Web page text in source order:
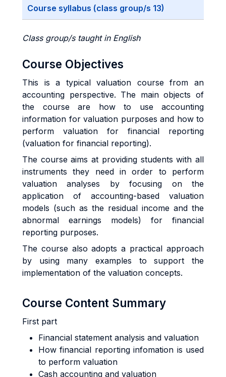
Course syllabus (class group/s 13)
Class group/s taught in English
Course Objectives
This is a typical valuation course from an
accounting perspective. The main objects of
the course are how to use accounting
information for valuation purposes and how to
perform valuation for financial reporting
(valuation for financial reporting).
The course aims at providing students with all
instruments they need in order to perform
valuation analyses by focusing on the
application of accounting-based valuation
models (such as the residual income and the
abnormal earnings models) for financial
reporting purposes.
The course also adopts a practical approach
by using many examples to support the
implementation of the valuation concepts.
Course Content Summary
First part
Financial statement analysis and valuation
How financial reporting infomation is used
to perform valuation
Cash accounting and valuation